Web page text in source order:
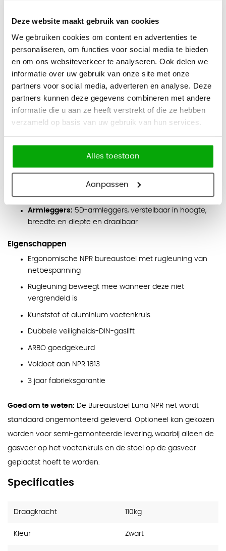
Deze website maakt gebruik van cookies
We gebruiken cookies om content en advertenties te
personaliseren, om functies voor social media te bieden
en om ons websiteverkeer te analyseren. Ook delen we
informatie over uw gebruik van onze site met onze
partners voor social media, adverteren en analyse. Deze
partners kunnen deze gegevens combineren met andere
informatie die u aan ze heeft verstrekt of die ze hebben
verzameld op basis van uw gebruik van hun services.
Alles toestaan
Aanpassen
Breedte: 65 - 74 cm
Diepte: 67 cm
Zithoogte: 43 - 56,5 cm
Zitbreedte: 47 cm
Functies
Mechanisme: 5-locking synchroontechniek
Gewichtsregeling:automatische gewichtsregeling
verstelbaar van 43 tot 56,5 cm
Lendensteun:in hoogte verstelbaar
Armleggers: 5D-armleggers, verstelbaar in hoogte,
breedte en diepte en draaibaar
Eigenschappen
Ergonomische NPR bureaustoel met rugleuning van
netbespanning
Rugleuning beweegt mee wanneer deze niet
vergrendeld is
Kunststof of aluminium voetenkruis
Dubbele veiligheids-DIN-gaslift
ARBO goedgekeurd
Voldoet aan NPR 1813
3 jaar fabrieksgarantie
Goed om te weten: De Bureaustoel Luna NPR net wordt
standaard ongemonteerd geleverd. Optioneel kan gekozen
worden voor semi-gemonteerde levering, waarbij alleen de
gasveer op het voetenkruis en de stoel op de gasveer
geplaatst hoeft te worden.
Specificaties
Draagkracht 110kg
Kleur Zwart